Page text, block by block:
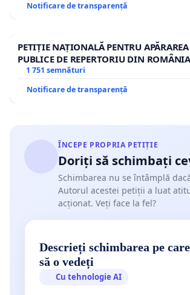
Notificare de transparență
PETIȚIE NAȚIONALĂ PENTRU APĂRAREA
PUBLICE DE REPERTORIU DIN
1 751 semnături
Notificare de transparență
ÎNCEPE PROPRIA PETIȚIE
Doriți să schimbați
Schimbarea nu se întâmplă
Autorul acestei petiții a luat
acționat. Veți face la fel?
Descrieți schimbarea pe
să o vedeți
Cu tehnologie AI